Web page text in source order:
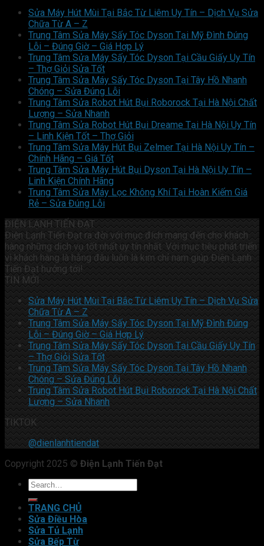
Sửa Máy Hút Mùi Tại Bắc Từ Liêm Uy Tín – Dịch Vụ Sửa
Chữa Từ A – Z
Trung Tâm Sửa Máy Sấy Tóc Dyson Tại Mỹ Đình Đúng
Lỗi – Đúng Giờ – Giá Hợp Lý
Trung Tâm Sửa Máy Sấy Tóc Dyson Tại Cầu Giấy Uy Tín
– Thợ Giỏi Sửa Tốt
Trung Tâm Sửa Máy Sấy Tóc Dyson Tại Tây Hồ Nhanh
Chóng – Sửa Đúng Lỗi
Trung Tâm Sửa Robot Hút Bụi Roborock Tại Hà Nội Chất
Lượng – Sửa Nhanh
Trung Tâm Sửa Robot Hút Bụi Dreame Tại Hà Nội Uy Tín
– Linh Kiện Tốt – Thợ Giỏi
Trung Tâm Sửa Máy Hút Bụi Zelmer Tại Hà Nội Uy Tín –
Chính Hãng – Giá Tốt
Trung Tâm Sửa Máy Hút Bụi Dyson Tại Hà Nội Uy Tín –
Linh Kiện Chính Hãng
Trung Tâm Sửa Máy Lọc Không Khí Tại Hoàn Kiếm Giá
Rẻ – Sửa Đúng Lỗi
ĐIỆN LẠNH TIẾN ĐẠT
Điện Lạnh Tiến Đạt ra đời với mục đích mang đến cho khách
hàng những dịch vụ tốt nhất uy tín nhất. Với mục tiêu phát triển
vì khách hàng là hằng đâu luôn là kim chỉ nam giúp Điện Lạnh
Tiến Đạt hướng tới!
TIN MỚI
Sửa Máy Hút Mùi Tại Bắc Từ Liêm Uy Tín – Dịch Vụ Sửa
Chữa Từ A – Z
Trung Tâm Sửa Máy Sấy Tóc Dyson Tại Mỹ Đình Đúng
Lỗi – Đúng Giờ – Giá Hợp Lý
Trung Tâm Sửa Máy Sấy Tóc Dyson Tại Cầu Giấy Uy Tín
– Thợ Giỏi Sửa Tốt
Trung Tâm Sửa Máy Sấy Tóc Dyson Tại Tây Hồ Nhanh
Chóng – Sửa Đúng Lỗi
Trung Tâm Sửa Robot Hút Bụi Roborock Tại Hà Nội Chất
Lượng – Sửa Nhanh
TIKTOK
@dienlanhtiendat
Copyright 2025 © Điện Lạnh Tiến Đạt
TRANG CHỦ
Sửa Điều Hòa
Sửa Tủ Lạnh
Sửa Bếp Từ